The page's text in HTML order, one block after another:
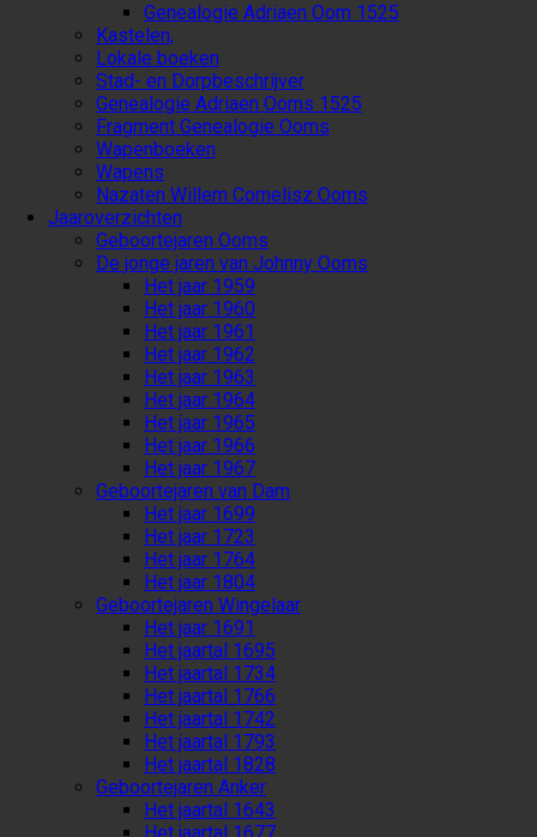
Genealogie Adriaen Oom 1525
Kastelen,
Lokale boeken
Stad- en Dorpbeschrijver
Genealogie Adriaen Ooms 1525
Fragment Genealogie Ooms
Wapenboeken
Wapens
Nazaten Willem Cornelisz Ooms
Jaaroverzichten
Geboortejaren Ooms
De jonge jaren van Johnny Ooms
Het jaar 1959
Het jaar 1960
Het jaar 1961
Het jaar 1962
Het jaar 1963
Het jaar 1964
Het jaar 1965
Het jaar 1966
Het jaar 1967
Geboortejaren van Dam
Het jaar 1699
Het jaar 1723
Het jaar 1764
Het jaar 1804
Geboortejaren Wingelaar
Het jaar 1691
Het jaartal 1695
Het jaartal 1734
Het jaartal 1766
Het jaartal 1742
Het jaartal 1793
Het jaartal 1828
Geboortejaren Anker
Het jaartal 1643